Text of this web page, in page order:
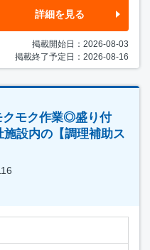
詳細を見る
掲載開始日：2026-08-03
掲載終了予定日：2026-08-16
クモク作業◎盛り付
設内の【調理補助ス